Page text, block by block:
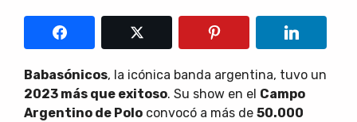
Babasónicos, la icónica banda argentina, tuvo un
2023 más que exitoso. Su show en el Campo
Argentino de Polo convocó a más de 50.000